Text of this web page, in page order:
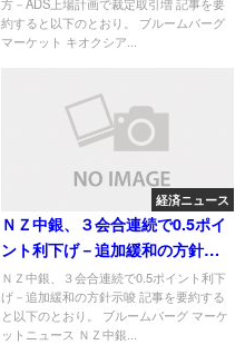
約すると以下のとおり。 ブルームバーグ
マーケット キオクシア...
経済ニュース
ＮＺ中銀、３会合連続で0.5ポイ
ント利下げ－追加緩和の方針示
唆
ＮＺ中銀、３会合連続で0.5ポイント利下
げ－追加緩和の方針示唆 記事を要約する
と以下のとおり。 ブルームバーグ マーケ
ットニュース ＮＺ中銀...